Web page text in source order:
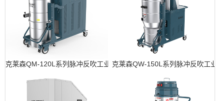
克莱森QM-120L系列脉冲反吹工业吸尘器克莱森QW-150L系列脉冲反吹工业